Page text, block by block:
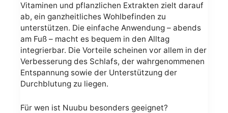
Vitaminen und pflanzlichen Extrakten zielt darauf
ab, ein ganzheitliches Wohlbefinden zu
unterstützen. Die einfache Anwendung – abends
am Fuß – macht es bequem in den Alltag
integrierbar. Die Vorteile scheinen vor allem in der
Verbesserung des Schlafs, der wahrgenommenen
Entspannung sowie der Unterstützung der
Durchblutung zu liegen.
Für wen ist Nuubu besonders geeignet?